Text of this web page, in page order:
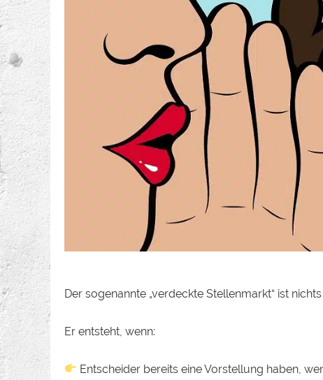
Der sogenannte „verdeckte Stellenmarkt“ ist
Er entsteht, wenn:
Entscheider bereits eine Vorstellung haben,